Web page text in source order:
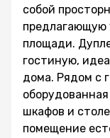
собой
предлагающую
площади.
гостиную,
дома. Рядом с
шкафов и
помещение